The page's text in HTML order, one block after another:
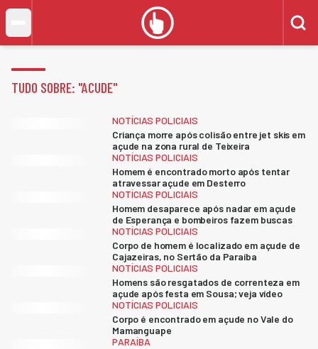
TUDO SOBRE: "ACUDE"
NOTÍCIAS POLICIAIS
Criança morre após colisão entre jet skis em
açude na zona rural de Teixeira
NOTÍCIAS POLICIAIS
Homem é encontrado morto após tentar
atravessar açude em Desterro
NOTÍCIAS POLICIAIS
Homem desaparece após nadar em açude
de Esperança e bombeiros fazem buscas
NOTÍCIAS POLICIAIS
Corpo de homem é localizado em açude de
Cajazeiras, no Sertão da Paraíba
NOTÍCIAS POLICIAIS
Homens são resgatados de correnteza em
açude após festa em Sousa; veja vídeo
NOTÍCIAS POLICIAIS
Corpo é encontrado em açude no Vale do
Mamanguape
PARAÍBA